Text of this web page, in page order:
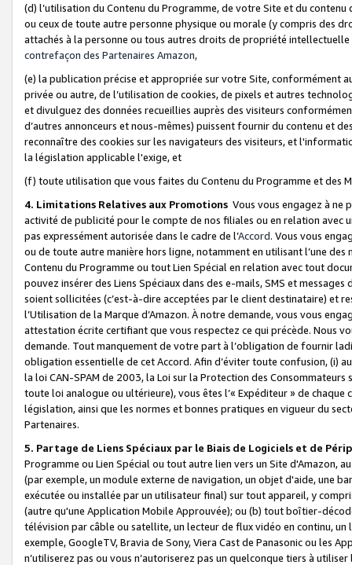
(d) l’utilisation du Contenu du Programme, de votre Site et du
ou ceux de toute autre personne physique ou morale (y compris des
attachés à la personne ou tous autres droits de propriété
contrefaçon des Partenaires Amazon,
(e) la publication précise et appropriée sur votre Site, conformément
privée ou autre, de l’utilisation de cookies, de pixels et autres
et divulguez des données recueillies auprès des visiteurs
d’autres annonceurs et nous-mêmes) puissent fournir du contenu et
reconnaître des cookies sur les navigateurs des visiteurs, et
la législation applicable l'exige, et
(f) toute utilisation que vous faites du Contenu du Programme et des
4. Limitations Relatives aux Promotions Vous vous engagez à ne
activité de publicité pour le compte de nos filiales ou en relation avec
pas expressément autorisée dans le cadre de l’Accord. Vous vous
ou de toute autre manière hors ligne, notamment en utilisant l’une
Contenu du Programme ou tout Lien Spécial en relation avec tout
pouvez insérer des Liens Spéciaux dans des e-mails, SMS et
soient sollicitées (c’est-à-dire acceptées par le client destinataire) et
l’Utilisation de la Marque d’Amazon. À notre demande, vous vous
attestation écrite certifiant que vous respectez ce qui précède. Nous
demande. Tout manquement de votre part à l’obligation de fournir
obligation essentielle de cet Accord. Afin d’éviter toute confusion, (i)
la loi CAN-SPAM de 2003, la Loi sur la Protection des
toute loi analogue ou ultérieure), vous êtes l’« Expéditeur » de
législation, ainsi que les normes et bonnes pratiques en vigueur du
Partenaires.
5. Partage de Liens Spéciaux par le Biais de Logiciels et de
Programme ou Lien Spécial ou tout autre lien vers un Site d'Amazon,
(par exemple, un module externe de navigation, un objet d'aide, une
exécutée ou installée par un utilisateur final) sur tout appareil, y
(autre qu'une Application Mobile Approuvée); ou (b) tout boîtier-
télévision par câble ou satellite, un lecteur de flux vidéo en continu,
exemple, GoogleTV, Bravia de Sony, Viera Cast de Panasonic ou les
n’utiliserez pas ou vous n’autoriserez pas un quelconque tiers à